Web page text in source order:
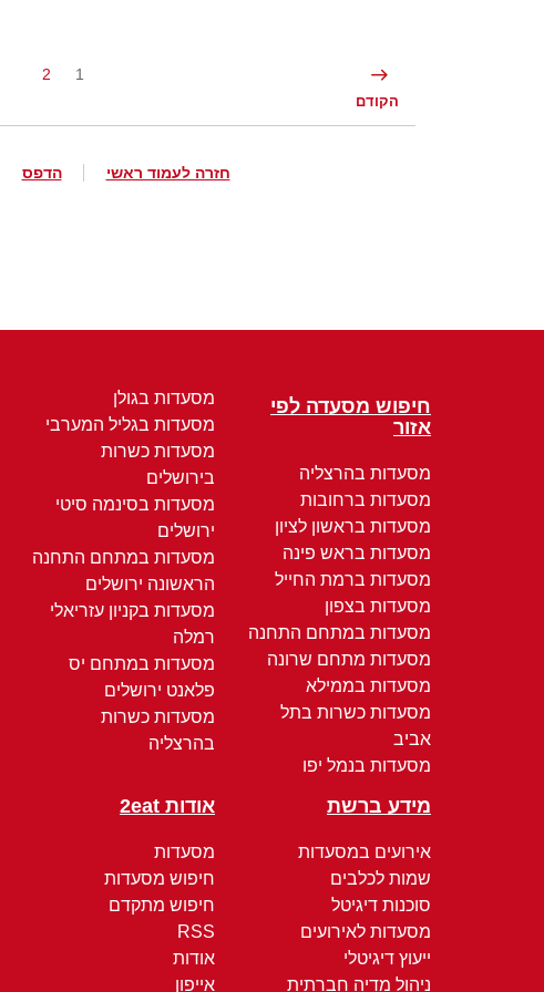
הקודם
1
2
חזרה לעמוד ראשי הדפס
חיפוש מסעדה לפי
אזור
מסעדות בהרצליה
מסעדות ברחובות
מסעדות בראשון לציון
מסעדות בראש פינה
מסעדות ברמת החייל
מסעדות בצפון
מסעדות במתחם התחנה
מסעדות מתחם שרונה
מסעדות בממילא
מסעדות כשרות בתל
אביב
מסעדות בנמל יפו
מסעדות בגולן
מסעדות בגליל המערבי
מסעדות כשרות
בירושלים
מסעדות בסינמה סיטי
ירושלים
מסעדות במתחם התחנה
הראשונה ירושלים
מסעדות בקניון עזריאלי
רמלה
מסעדות במתחם יס
פלאנט ירושלים
מסעדות כשרות
בהרצליה
מידע ברשת
אירועים במסעדות
שמות לכלבים
סוכנות דיגיטל
מסעדות לאירועים
ייעוץ דיגיטלי
ניהול מדיה חברתית
אודות 2eat
מסעדות
חיפוש מסעדות
חיפוש מתקדם
RSS
אודות
אייפון